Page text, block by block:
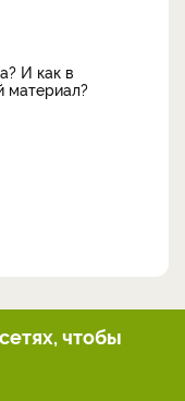
И как в
материал?
чтобы